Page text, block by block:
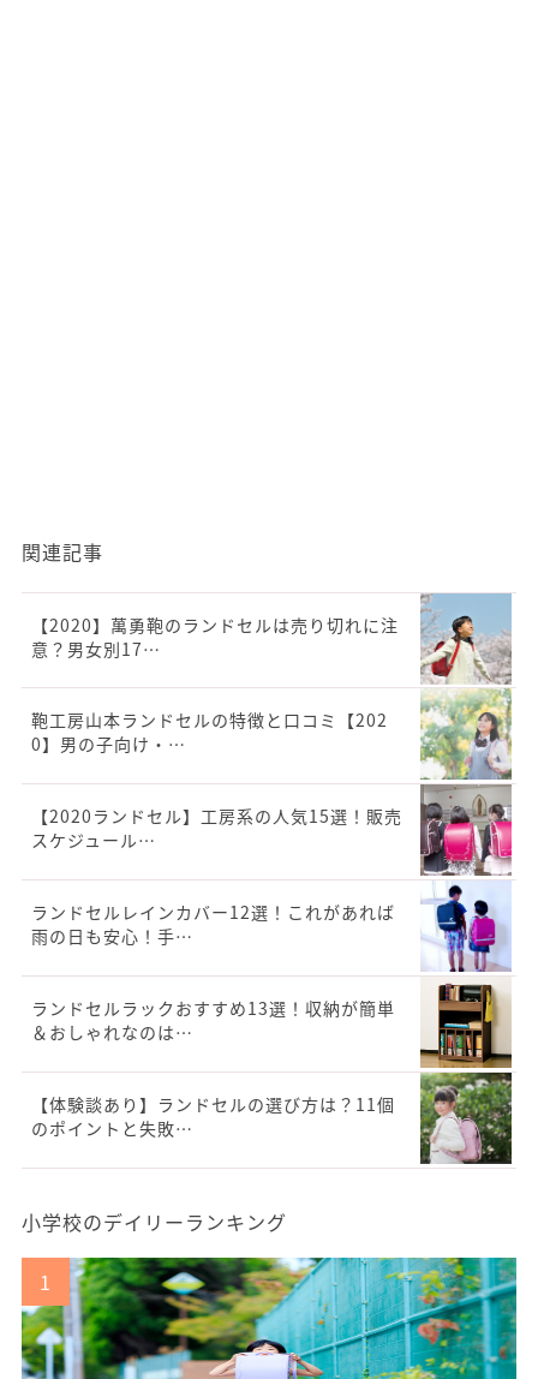
関連記事
【2020】萬勇鞄のランドセルは売り切れに注
意？男女別17…
鞄工房山本ランドセルの特徴と口コミ【202
0】男の子向け・…
【2020ランドセル】工房系の人気15選！販売
スケジュール…
ランドセルレインカバー12選！これがあれば
雨の日も安心！手…
ランドセルラックおすすめ13選！収納が簡単
＆おしゃれなのは…
【体験談あり】ランドセルの選び方は？11個
のポイントと失敗…
小学校のデイリーランキング